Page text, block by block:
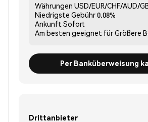
Währungen USD/EUR/CHF/AUD/
Niedrigste Gebühr0.08%
Ankunft Sofort
Am besten geeignet fürGrößere
Per Banküberweisung
Drittanbieter